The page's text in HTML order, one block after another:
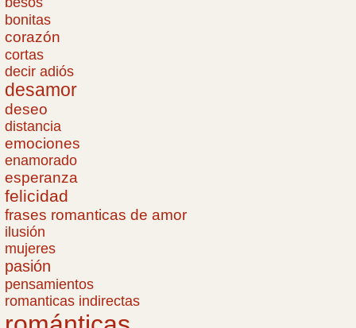
bonitas
corazón
cortas
decir adiós
desamor
deseo
distancia
emociones
enamorado
esperanza
felicidad
frases romanticas de amor
ilusión
mujeres
pasión
pensamientos
romanticas indirectas